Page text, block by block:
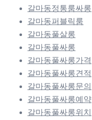
갈마동정통룸싸롱
갈마동퍼블릭룸
갈마동풀살롱
갈마동풀싸롱
갈마동풀싸롱가격
갈마동풀싸롱견적
갈마동풀싸롱문의
갈마동풀싸롱예약
갈마동풀싸롱위치